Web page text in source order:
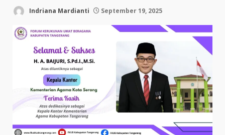
Indriana Mardianti September 19, 2025